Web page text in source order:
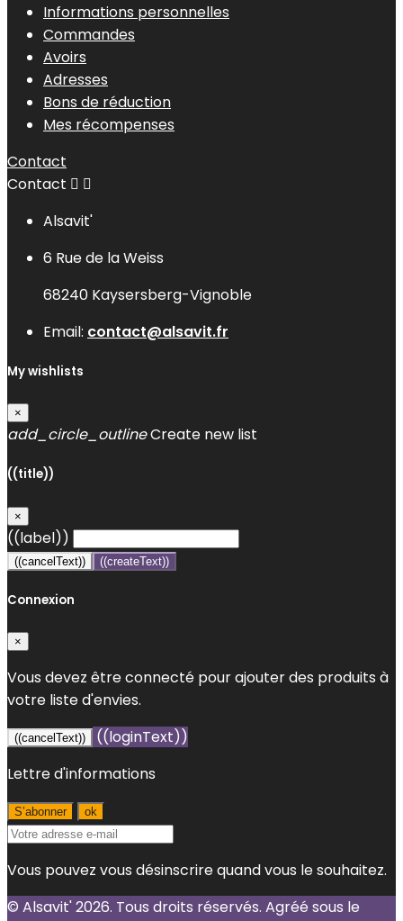
Informations personnelles
Commandes
Avoirs
Adresses
Bons de réduction
Mes récompenses
Contact
Contact  
Alsavit'
6 Rue de la Weiss
68240 Kaysersberg-Vignoble
Email: contact@alsavit.fr
My wishlists
×
add_circle_outlineCreate new list
((title))
×
((label))
((cancelText)) ((createText))
Connexion
×
Vous devez être connecté pour ajouter des produits à
votre liste d'envies.
((cancelText))
((loginText))
Lettre d'informations
Vous pouvez vous désinscrire quand vous le souhaitez.
© Alsavit' 2026. Tous droits réservés. Agréé sous le